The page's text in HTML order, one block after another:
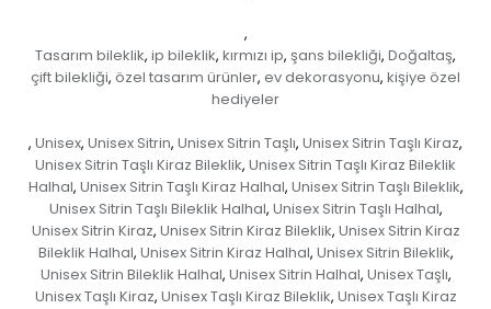
,
Tasarım bileklik, ip bileklik, kırmızı ip, şans bilekliği, Doğaltaş,
çift bilekliği, özel tasarım ürünler, ev dekorasyonu, kişiye özel
hediyeler
, Unisex, Unisex Sitrin, Unisex Sitrin Taşlı, Unisex Sitrin Taşlı Kiraz,
Unisex Sitrin Taşlı Kiraz Bileklik, Unisex Sitrin Taşlı Kiraz Bileklik
Halhal, Unisex Sitrin Taşlı Kiraz Halhal, Unisex Sitrin Taşlı Bileklik,
Unisex Sitrin Taşlı Bileklik Halhal, Unisex Sitrin Taşlı Halhal,
Unisex Sitrin Kiraz, Unisex Sitrin Kiraz Bileklik, Unisex Sitrin Kiraz
Bileklik Halhal, Unisex Sitrin Kiraz Halhal, Unisex Sitrin Bileklik,
Unisex Sitrin Bileklik Halhal, Unisex Sitrin Halhal, Unisex Taşlı,
Unisex Taşlı Kiraz, Unisex Taşlı Kiraz Bileklik, Unisex Taşlı Kiraz